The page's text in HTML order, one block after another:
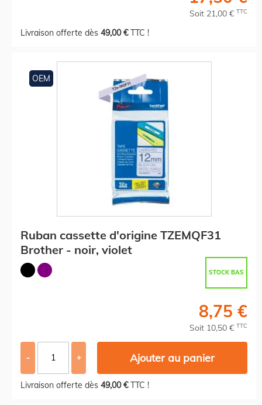
Soit 21,00 € TTC
Livraison offerte dès 49,00 €TTC !
OEM
Ruban cassette d'origine TZEMQF31
Brother - noir, violet
STOCK BAS
8,75 €
Soit 10,50 € TTC
- + Ajouter au panier
Livraison offerte dès 49,00 €TTC !